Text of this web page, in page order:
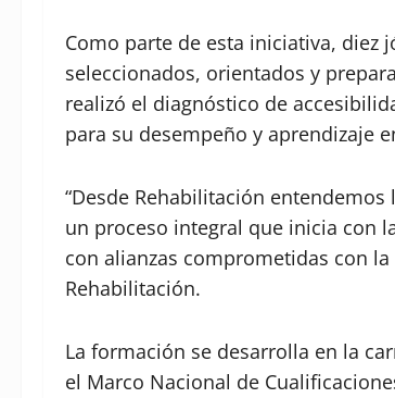
Como parte de esta iniciativa, diez
seleccionados, orientados y
realizó el diagnóstico de
para su desempeño y aprendizaje
“Desde Rehabilitación
un proceso integral que inicia con
con alianzas comprometidas con
Rehabilitación.
La formación se desarrolla en la
el Marco Nacional de